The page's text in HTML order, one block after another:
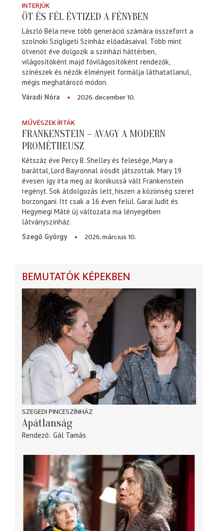
INTERJÚK
ÖT ÉS FÉL ÉVTIZED A FÉNYBEN
László Béla neve több generáció számára összeforrt a
szolnoki Szigligeti Színház előadásaival. Több mint
ötvenöt éve dolgozik a színházi háttérben,
világosítóként majd fővilágosítóként rendezők,
színészek és nézők élményeit formálja láthatatlanul,
mégis meghatározó módon.
Váradi Nóra
2026. december 10.
MŰVÉSZEK ÍRTÁK
FRANKENSTEIN – AVAGY A MODERN
PROMÉTHEUSZ
Kétszáz éve Percy B. Shelley és felesége, Mary a
baráttal, Lord Bayronnal írósdit játszottak. Mary 19
évesen így írta meg az ikonikussá vált Frankenstein
regényt. Sok átdolgozás lett, hiszen a közönség szeret
borzongani. Itt csak a 16 éven felül. Garai Judit és
Hegymegi Máté új változata ma lényegében
látványszínház.
Szegő György
2026. március 10.
BEMUTATÓK KÉPEKBEN
SZEGEDI PINCESZÍNHÁZ
Apátlanság
Rendező Gál Tamás